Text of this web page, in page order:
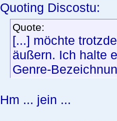
Quoting Discostu:
Quote:
[...] möchte
äußern. Ich halte
Genre-
Hm ... jein ...